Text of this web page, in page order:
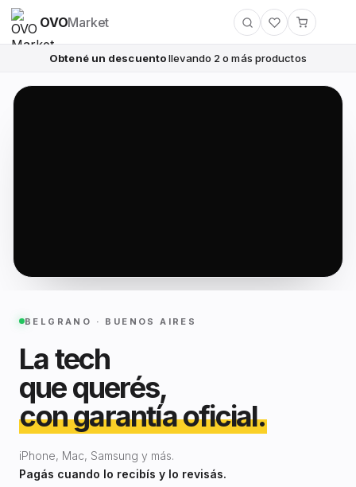
OVOMarket
Obtené un descuentollevando 2 o más productos
BELGRANO · BUENOS AIRES
La tech
que querés,
con garantía oficial.
iPhone, Mac, Samsung y más.
Pagás cuando lo recibís y lo revisás.